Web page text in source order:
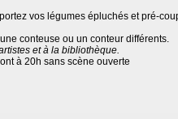
vos légumes épluchés et pré-
conteuse ou un conteur différents.
et à la bibliothèque.
à 20h sans scène ouverte